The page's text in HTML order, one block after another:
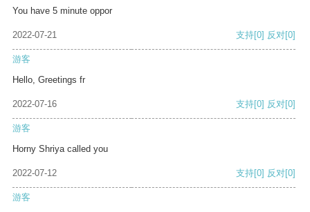
You have 5 minute oppor
2022-07-21 支持[0] 反对[0]
游客
Hello, Greetings fr
2022-07-16 支持[0] 反对[0]
游客
Horny Shriya called you
2022-07-12 支持[0] 反对[0]
游客